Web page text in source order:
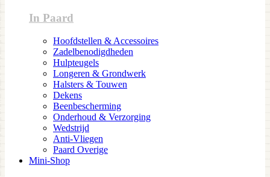
In Paard
Hoofdstellen & Accessoires
Zadelbenodigdheden
Hulpteugels
Longeren & Grondwerk
Halsters & Touwen
Dekens
Beenbescherming
Onderhoud & Verzorging
Wedstrijd
Anti-Vliegen
Paard Overige
Mini-Shop